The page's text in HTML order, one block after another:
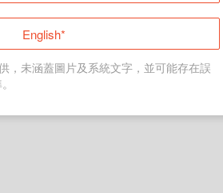
English*
，未涵蓋圖片及系統文字，並可能存在誤